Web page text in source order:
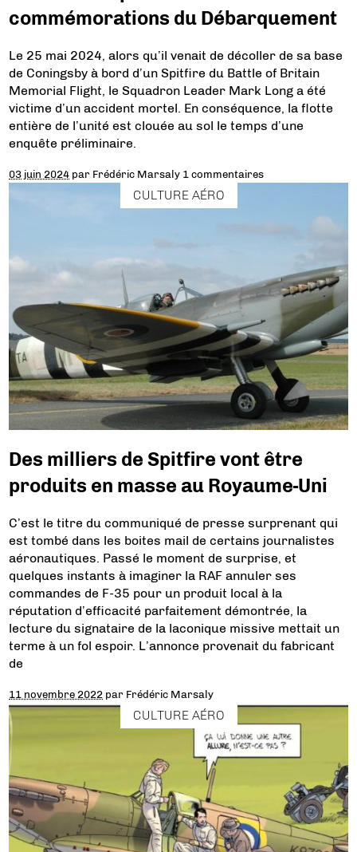
commémorations du Débarquement
Le 25 mai 2024, alors qu’il venait de décoller de sa base
de Coningsby à bord d’un Spitfire du Battle of Britain
Memorial Flight, le Squadron Leader Mark Long a été
victime d’un accident mortel. En conséquence, la flotte
entière de l’unité est clouée au sol le temps d’une
enquête préliminaire.
03 juin 2024 par Frédéric Marsaly 1 commentaires
CULTURE AÉRO
Des milliers de Spitfire vont être
produits en masse au Royaume-Uni
C’est le titre du communiqué de presse surprenant qui
est tombé dans les boites mail de certains journalistes
aéronautiques. Passé le moment de surprise, et
quelques instants à imaginer la RAF annuler ses
commandes de F-35 pour un produit local à la
réputation d’efficacité parfaitement démontrée, la
lecture du signataire de la laconique missive mettait un
terme à un fol espoir. L’annonce provenait du fabricant
de
11 novembre 2022 par Frédéric Marsaly
CULTURE AÉRO